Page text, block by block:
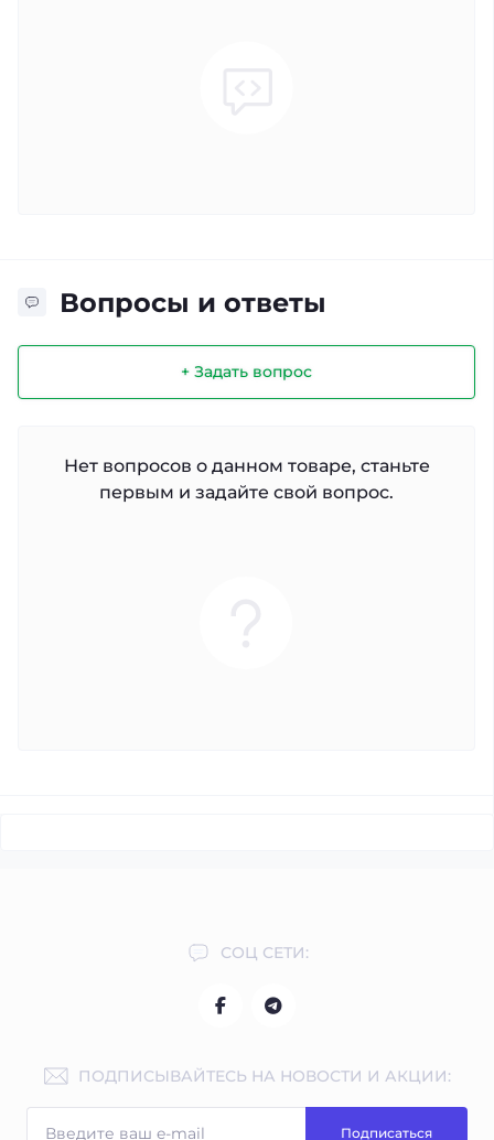
Вопросы и ответы
+ Задать вопрос
Нет вопросов о данном товаре, станьте
первым и задайте свой вопрос.
СОЦ СЕТИ:
ПОДПИСЫВАЙТЕСЬ НА НОВОСТИ И АКЦИИ:
Подписаться